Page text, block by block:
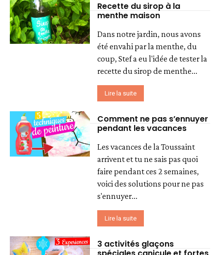
Recette du sirop à la
menthe maison
Dans notre jardin, nous avons
été envahi par la menthe, du
coup, Stef a eu l'idée de tester la
recette du sirop de menthe...
Lire la suite
Comment ne pas s’ennuyer
pendant les vacances
Les vacances de la Toussaint
arrivent et tu ne sais pas quoi
faire pendant ces 2 semaines,
voici des solutions pour ne pas
s'ennuyer...
Lire la suite
3 activités glaçons